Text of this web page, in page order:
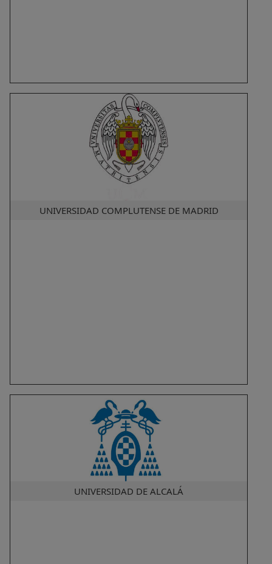
UNIVERSIDAD COMPLUTENSE DE MADRID
UNIVERSIDAD DE ALCALÁ